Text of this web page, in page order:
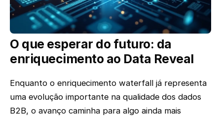
O que esperar do futuro: da
enriquecimento ao Data Reveal
Enquanto o enriquecimento waterfall já representa
uma evolução importante na qualidade dos dados
B2B, o avanço caminha para algo ainda mais